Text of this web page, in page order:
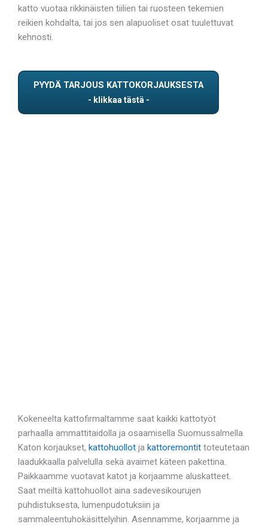
katto vuotaa rikkinäisten tiilien tai ruosteen tekemien
reikien kohdalta, tai jos sen alapuoliset osat tuulettuvat
kehnosti.
PYYDÄ TARJOUS KATTOKORJAUKSESTA
Kokeneelta kattofirmaltamme saat kaikki kattotyöt
parhaalla ammattitaidolla ja osaamisella Suomussalmella.
Katon korjaukset, kattohuollot ja kattoremontit toteutetaan
laadukkaalla palvelulla sekä avaimet käteen pakettina.
Paikkaamme vuotavat katot ja korjaamme aluskatteet.
Saat meiltä kattohuollot aina sadevesikourujen
puhdistuksesta, lumenpudotuksiin ja
sammaleentuhokäsittelyihin. Asennamme, korjaamme ja